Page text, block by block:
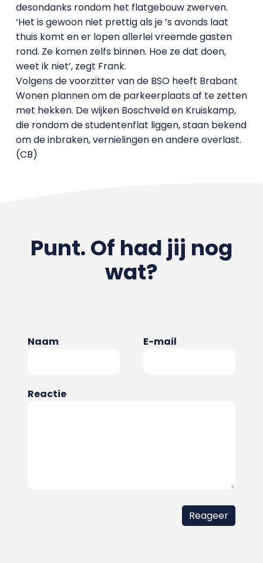
desondanks rondom het flatgebouw zwerven.
‘Het is gewoon niet prettig als je ’s avonds laat
thuis komt en er lopen allerlei vreemde gasten
rond. Ze komen zelfs binnen. Hoe ze dat doen,
weet ik niet’, zegt Frank.
Volgens de voorzitter van de BSO heeft Brabant
Wonen plannen om de parkeerplaats af te zetten
met hekken. De wijken Boschveld en Kruiskamp,
die rondom de studentenflat liggen, staan bekend
om de inbraken, vernielingen en andere overlast.
(CB)
Punt. Of had jij nog
wat?
Naam E-mail
Reactie